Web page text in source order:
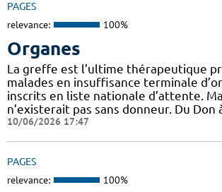
PAGES
relevance: 100%
Organes
La greffe est l’ultime thérapeutique
malades en insuffisance terminale
inscrits en liste nationale d’attente.
n’existerait pas sans donneur. Du Don
10/06/2026 17:47
PAGES
relevance: 100%